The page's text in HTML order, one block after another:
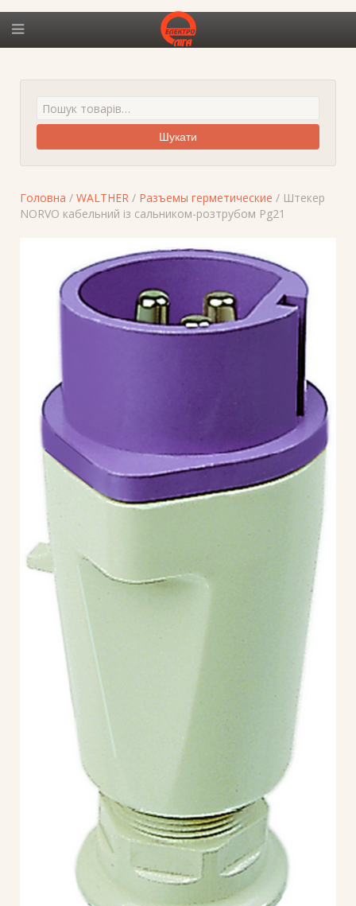
Шукати
Головна / WALTHER / Разъемы герметические / Штекер
NORVO кабельний із сальником-розтрубом Pg21